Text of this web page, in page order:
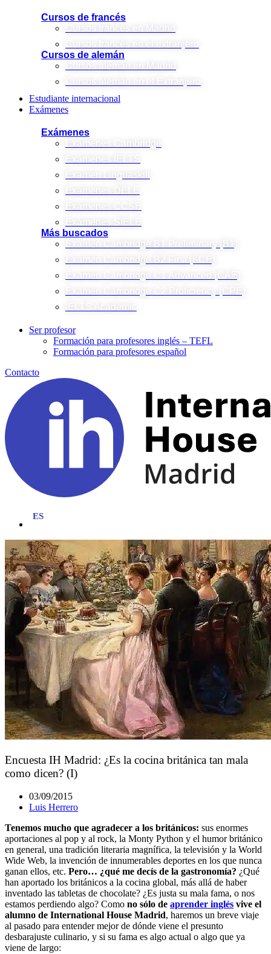
Cursos de francés
Cursos francés en Madrid
Cursos de alemán
Cursos alemán en Madrid
Cursos alemán en el Extranjero
Estudiante internacional
Exámenes
Exámenes
Exámenes Cambridge
Exámenes IELTS
Examen Linguaskill
Exámenes DELE
Exámenes CCSE
Exámenes SIELE
Más buscados
Examen Cambridge B1 Preliminary (B1)
Examen Cambridge B2 First (FCE)
Examen Cambridge C1 Advanced (CAE)
Examen Cambridge C2 Proficiency (CPE)
IELTS Academic
Ser profesor
Formación para profesores inglés – TEFL
Formación para profesores español
Contacto
Encuesta IH Madrid: ¿Es la cocina británica tan mala
como dicen? (I)
03/09/2015
Luis Herrero
Tenemos mucho que agradecer a los británicos: sus enormes
aportaciones al pop y al rock, la Monty Python y el humor británico
en general, una tradición literaria magnífica, la televisión y la World
Wide Web, la invención de innumerables deportes en los que nunca
ganan ellos, etc. Pero… ¿qué me decís de la gastronomía? ¿Qué
han aportado los británicos a la cocina global, más allá de haber
inventado las tabletas de chocolate? ¿Es justa su mala fama, o nos
estamos perdiendo algo? Como no sólo de aprender inglés vive el
alumno de International House Madrid, haremos un breve viaje
al pasado para entender mejor de dónde viene el presunto
desbarajuste culinario, y si su fama es algo actual o algo que ya
viene de largo: